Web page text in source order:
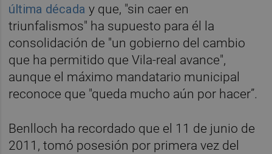
última décaday que, "sin caer en
triunfalismos" ha supuesto para él la
consolidación de "un gobierno del cambio
que ha permitido que Vila-real avance",
aunque el máximo mandatario municipal
reconoce que "queda mucho aún por hacer”.
Benlloch ha recordado que el 11 de junio de
2011, tomó posesión por primera vez del